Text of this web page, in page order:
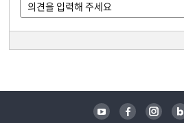
유튜브 페이스북 인스타그램 블로그